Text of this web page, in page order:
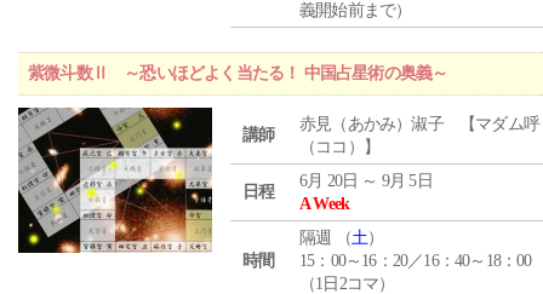
義開始前まで）
紫微斗数Ⅱ ～恐いほどよく当たる！ 中国占星術の奥義～
講師
赤見（あかみ）淑子 【マダム呼
（ココ）】
日程
6月 20日 ～ 9月 5日
A Week
時間
隔週 （土）
15：00～16：20／16：40～18：00
（1日2コマ）